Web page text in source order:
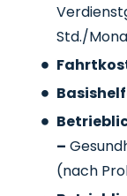
Std./
–
(nach